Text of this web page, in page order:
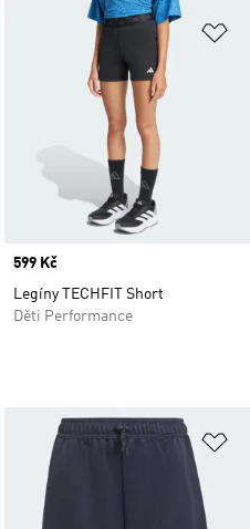
do seznamu přání
Price
599 Kč
Legíny TECHFIT Short
Děti Performance
do seznamu přání